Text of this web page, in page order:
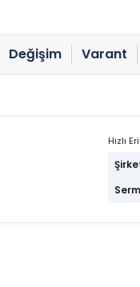
Değişim Varant
Hızlı